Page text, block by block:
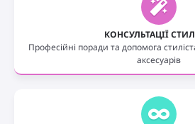
КОНСУЛЬТАЦІЇ
Професійні поради та допомога
аксесуарів